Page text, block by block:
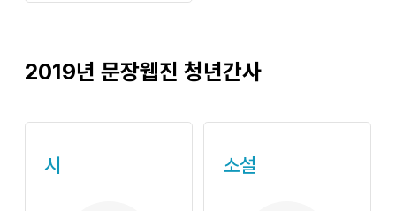
2019년 문장웹진 청년간사
시 소설